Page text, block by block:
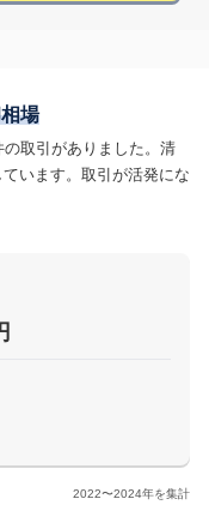
場
取引がありました。清
ています。取引が活発にな
2022〜2024年を集計